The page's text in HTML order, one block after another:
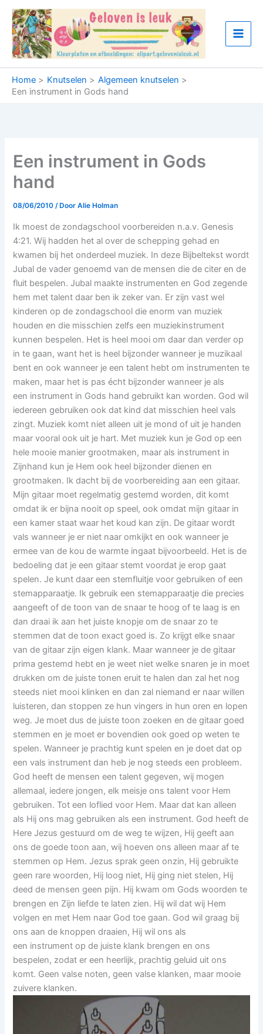
naar
inhoud
Home Knutselen
Algemeen knutselen
Een instrument in Gods hand
Een instrument in Gods
hand
08/06/2010/ DoorAlie Holman
Ik moest de zondagschool voorbereiden n.a.v. Genesis
4:21. Wij hadden het al over de schepping gehad en
kwamen bij het onderdeel muziek. In deze Bijbeltekst wordt
Jubal de vader genoemd van de mensen die de citer en de
fluit bespelen. Jubal maakte instrumenten en God zegende
hem met talent daar ben ik zeker van. Er zijn vast wel
kinderen op de zondagschool die enorm van muziek
houden en die misschien zelfs een muziekinstrument
kunnen bespelen. Het is heel mooi om daar dan verder op
in te gaan, want het is heel bijzonder wanneer je muzikaal
bent en ook wanneer je een talent hebt om instrumenten te
maken, maar het is pas écht bijzonder wanneer je als
een instrument in Gods hand gebruikt kan worden. God wil
iedereen gebruiken ook dat kind dat misschien heel vals
zingt. Muziek komt niet alleen uit je mond of uit je handen
maar vooral ook uit je hart. Met muziek kun je God op een
hele mooie manier grootmaken, maar als instrument in
Zijnhand kun je Hem ook heel bijzonder dienen en
grootmaken. Ik dacht bij de voorbereiding aan een gitaar.
Mijn gitaar moet regelmatig gestemd worden, dit komt
omdat ik er bijna nooit op speel, ook omdat mijn gitaar in
een kamer staat waar het koud kan zijn. De gitaar wordt
vals wanneer je er niet naar omkijkt en ook wanneer je
ermee van de kou de warmte ingaat bijvoorbeeld. Het is de
bedoeling dat je een gitaar stemt voordat je erop gaat
spelen. Je kunt daar een stemfluitje voor gebruiken of een
stemapparaatje. Ik gebruik een stemapparaatje die precies
aangeeft of de toon van de snaar te hoog of te laag is en
dan draai ik aan het juiste knopje om de snaar zo te
stemmen dat de toon exact goed is. Zo krijgt elke snaar
van de gitaar zijn eigen klank. Maar wanneer je de gitaar
prima gestemd hebt en je weet niet welke snaren je in moet
drukken om de juiste tonen eruit te halen dan zal het nog
steeds niet mooi klinken en dan zal niemand er naar willen
luisteren, dan stoppen ze hun vingers in hun oren en lopen
weg. Je moet dus de juiste toon zoeken en de gitaar goed
stemmen en je moet er bovendien ook goed op weten te
spelen. Wanneer je prachtig kunt spelen en je doet dat op
een vals instrument dan heb je nog steeds een probleem.
God heeft de mensen een talent gegeven, wij mogen
allemaal, iedere jongen, elk meisje ons talent voor Hem
gebruiken. Tot een loflied voor Hem. Maar dat kan alleen
als Hij ons mag gebruiken als een instrument. God heeft de
Here Jezus gestuurd om de weg te wijzen, Hij geeft aan
ons de goede toon aan, wij hoeven ons alleen maar af te
stemmen op Hem. Jezus sprak geen onzin, Hij gebruikte
geen rare woorden, Hij loog niet, Hij ging niet stelen, Hij
deed de mensen geen pijn. Hij kwam om Gods woorden te
brengen en Zijn liefde te laten zien. Hij wil dat wij Hem
volgen en met Hem naar God toe gaan. God wil graag bij
ons aan de knoppen draaien, Hij wil ons als
een instrument op de juiste klank brengen en ons
bespelen, zodat er een heerlijk, prachtig geluid uit ons
komt. Geen valse noten, geen valse klanken, maar mooie
zuivere klanken.